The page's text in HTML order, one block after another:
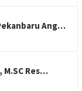
Ang…
Res…